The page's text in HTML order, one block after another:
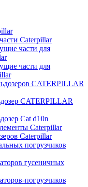
Caterpillar
части для
части для
CATERPILLAR
CATERPILLAR
Сat d10n
Caterpillar
Caterpillar
погрузчиков
гусеничных
погрузчиков